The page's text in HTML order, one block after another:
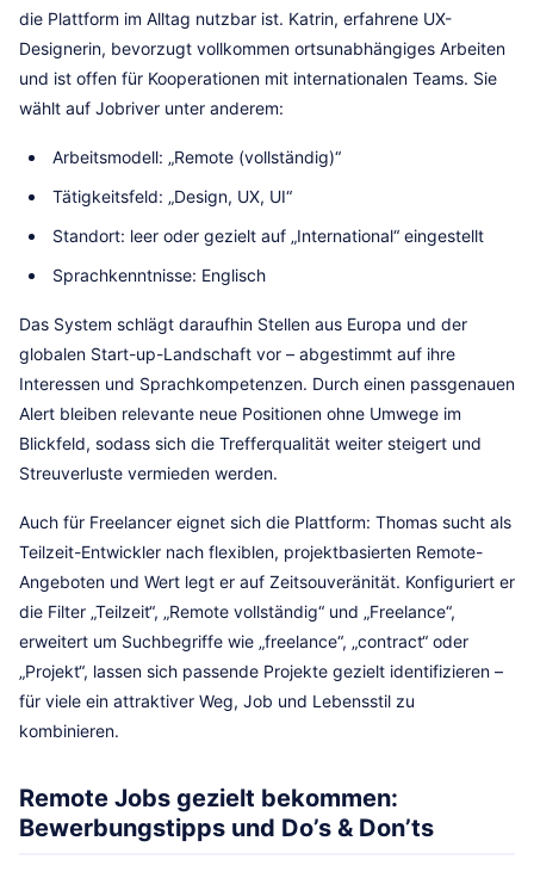
die Plattform im Alltag nutzbar ist. Katrin, erfahrene UX-
Designerin, bevorzugt vollkommen ortsunabhängiges Arbeiten
und ist offen für Kooperationen mit internationalen Teams. Sie
wählt auf Jobriver unter anderem:
Arbeitsmodell: „Remote (vollständig)“
Tätigkeitsfeld: „Design, UX, UI“
Standort: leer oder gezielt auf „International“ eingestellt
Sprachkenntnisse: Englisch
Das System schlägt daraufhin Stellen aus Europa und der
globalen Start-up-Landschaft vor – abgestimmt auf ihre
Interessen und Sprachkompetenzen. Durch einen passgenauen
Alert bleiben relevante neue Positionen ohne Umwege im
Blickfeld, sodass sich die Trefferqualität weiter steigert und
Streuverluste vermieden werden.
Auch für Freelancer eignet sich die Plattform: Thomas sucht als
Teilzeit-Entwickler nach flexiblen, projektbasierten Remote-
Angeboten und Wert legt er auf Zeitsouveränität. Konfiguriert er
die Filter „Teilzeit“, „Remote vollständig“ und „Freelance“,
erweitert um Suchbegriffe wie „freelance“, „contract“ oder
„Projekt“, lassen sich passende Projekte gezielt identifizieren –
für viele ein attraktiver Weg, Job und Lebensstil zu
kombinieren.
Remote Jobs gezielt bekommen:
Bewerbungstipps und Do’s & Don’ts